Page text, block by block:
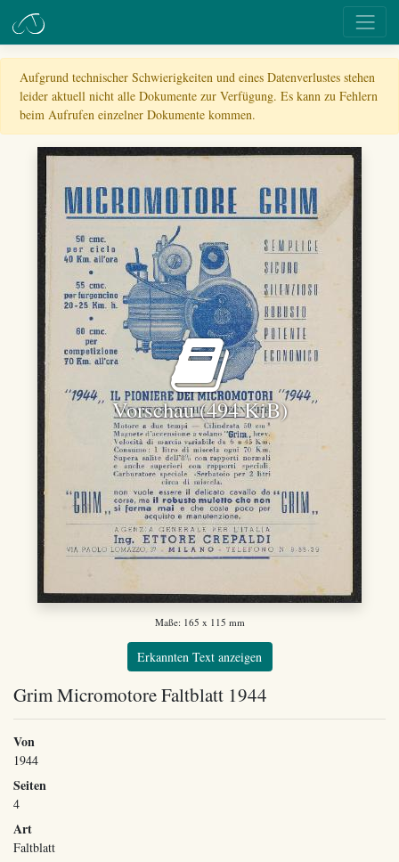
Aufgrund technischer Schwierigkeiten und eines Datenverlustes stehen
leider aktuell nicht alle Dokumente zur Verfügung. Es kann zu Fehlern
beim Aufrufen einzelner Dokumente kommen.
Vorschau (494 KiB)
Maße: 165 x 115 mm
Erkannten Text anzeigen
Grim Micromotore Faltblatt 1944
Von
1944
Seiten
4
Art
Faltblatt